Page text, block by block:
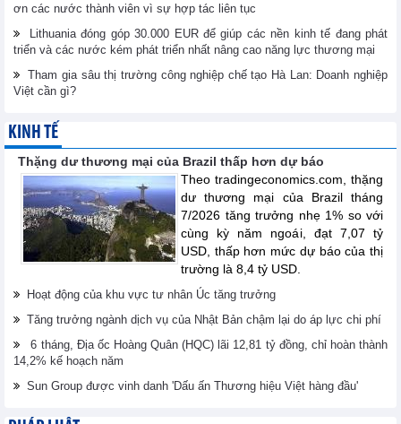
ơn các nước thành viên vì sự hợp tác liên tục
Lithuania đóng góp 30.000 EUR để giúp các nền kinh tế đang phát
triển và các nước kém phát triển nhất nâng cao năng lực thương mại
Tham gia sâu thị trường công nghiệp chế tạo Hà Lan: Doanh nghiệp
Việt cần gì?
KINH TẾ
Thặng dư thương mại của Brazil thấp hơn dự báo
Theo tradingeconomics.com, thặng
dư thương mại của Brazil tháng
7/2026 tăng trưởng nhẹ 1% so với
cùng kỳ năm ngoái, đạt 7,07 tỷ
USD, thấp hơn mức dự báo của thị
trường là 8,4 tỷ USD.
Hoạt động của khu vực tư nhân Úc tăng trưởng
Tăng trưởng ngành dịch vụ của Nhật Bản chậm lại do áp lực chi phí
6 tháng, Địa ốc Hoàng Quân (HQC) lãi 12,81 tỷ đồng, chỉ hoàn thành
14,2% kế hoạch năm
Sun Group được vinh danh 'Dấu ấn Thương hiệu Việt hàng đầu'